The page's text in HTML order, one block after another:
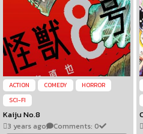
ACTION COMEDY
HORROR
SCI-FI
Kaiju No.8
3 years ago Comments: 0